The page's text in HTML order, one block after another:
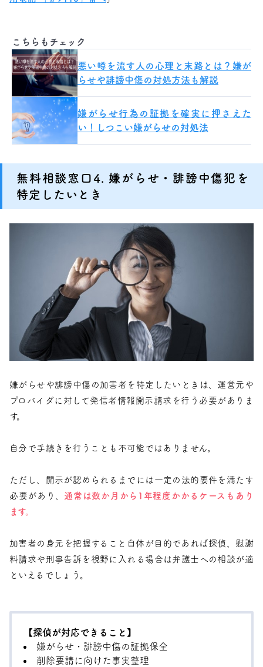
こちらもチェック
悪い噂を流す人の心理と末路とは？嫌が
らせや誹謗中傷の対処方法も解説
嫌がらせ行為の証拠を確実に押さえた
い！しつこい嫌がらせの対処法
無料相談窓口4. 嫌がらせ・誹謗中傷犯を
特定したいとき
嫌がらせや誹謗中傷の加害者を特定したいときは、運営元や
プロバイダに対して発信者情報開示請求を行う必要がありま
す。
自分で手続きを行うことも不可能ではありません。
ただし、開示が認められるまでには一定の法的要件を満たす
必要があり、 通常は数か月から1年程度かかるケースもあり
ます。
加害者の身元を把握すること自体が目的であれば探偵、慰謝
料請求や刑事告訴を視野に入れる場合は弁護士への相談が適
といえるでしょう。
【探偵が対応できること】
嫌がらせ・誹謗中傷の証拠保全
削除要請に向けた事実整理